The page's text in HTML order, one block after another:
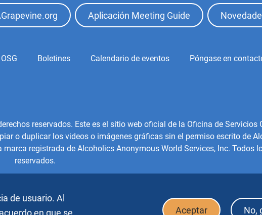
Aplicación Meeting Guide
Boletines Calendario de eventos Póngase en
reservados. Este es el sitio web oficial de la Oficina de Servicios
o duplicar los videos o imágenes gráficas sin el permiso escrito de
registrada de Alcoholics Anonymous World Services, Inc. Todos
reservados.
de usuario. Al
en que se
Aceptar No,